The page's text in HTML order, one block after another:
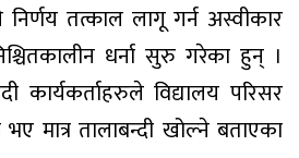
तत्काल लागू गर्न अस्वीकार
धर्ना सुरु गरेका हुन् ।
कार्यकर्ताहरुले विद्यालय परिसर
मात्र तालाबन्दी खोल्ने बताएका